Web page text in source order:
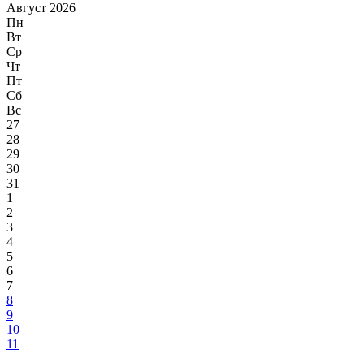
Август 2026
Пн
Вт
Ср
Чт
Пт
Сб
Вс
27
28
29
30
31
1
2
3
4
5
6
7
8
9
10
11